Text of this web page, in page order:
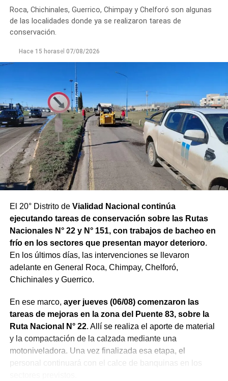
Los equipos técnicos de Aguas Rionegrinas mantienen
un seguimiento constante de la evolución de la turbiedad
con las condiciones que presenta el río.
Roca, Chichinales, Guerrico, Chimpay y Chelforó son algunas
de las localidades donde ya se realizaron tareas de
conservación.
Hace 15 horasel 07/08/2026
El 20° Distrito de Vialidad Nacional continúa
ejecutando tareas de conservación sobre las Rutas
Nacionales N° 22 y N° 151, con trabajos de bacheo en
frío en los sectores que presentan mayor deterioro.
En los últimos días, las intervenciones se llevaron
adelante en General Roca, Chimpay, Chelforó,
Chichinales y Guerrico.
En ese marco, ayer jueves (06/08) comenzaron las
tareas de mejoras en la zona del Puente 83, sobre la
Ruta Nacional N° 22. Allí se realiza el aporte de material
y la compactación de la calzada mediante una
motoniveladora. Una vez finalizada esa etapa, el
personal continuará con el calce de banquinas en los